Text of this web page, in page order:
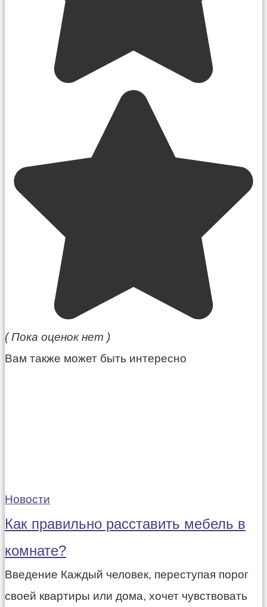
( Пока оценок нет )
Вам также может быть интересно
Новости
Как правильно расставить мебель в
комнате?
Введение Каждый человек, переступая порог
своей квартиры или дома, хочет чувствовать